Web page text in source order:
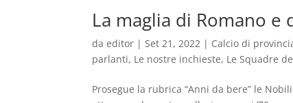
La maglia di Romano e
daeditor |Set 21, 2022 | Calcio di
parlanti, Le nostre inchieste, Le Squadre
Prosegue la rubrica “Anni da bere” le